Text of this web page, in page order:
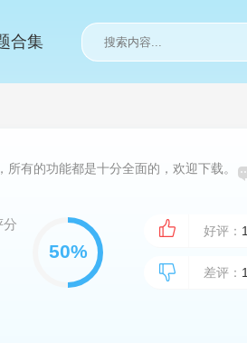
合集
有的功能都是十分全面的，欢迎下载。
分 好评： 1
差评： 1